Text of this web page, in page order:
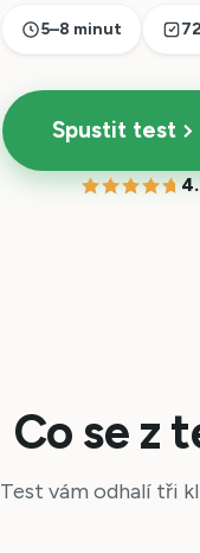
5–8 minut
Spustit test
Co se z
Test vám odhalí tři